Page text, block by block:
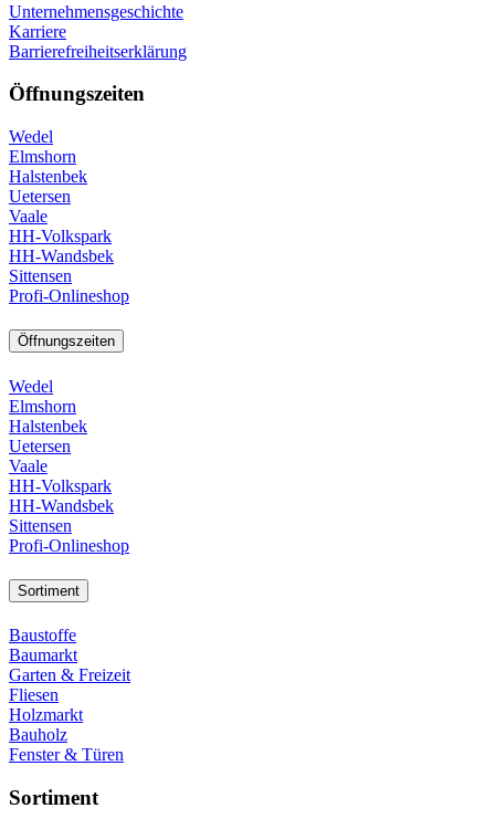
Unternehmensgeschichte
Karriere
Barrierefreiheitserklärung
Öffnungszeiten
Wedel
Elmshorn
Halstenbek
Uetersen
Vaale
HH-Volkspark
HH-Wandsbek
Sittensen
Profi-Onlineshop
Öffnungszeiten
Wedel
Elmshorn
Halstenbek
Uetersen
Vaale
HH-Volkspark
HH-Wandsbek
Sittensen
Profi-Onlineshop
Sortiment
Baustoffe
Baumarkt
Garten & Freizeit
Fliesen
Holzmarkt
Bauholz
Fenster & Türen
Sortiment